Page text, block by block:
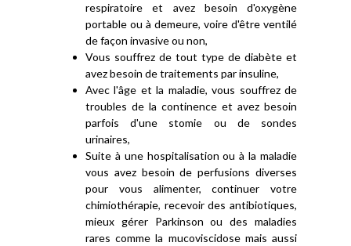
respiratoire et avez besoin d'oxygène
portable ou à demeure, voire d'être ventilé
de façon invasive ou non,
Vous souffrez de tout type de diabète et
avez besoin de traitements par insuline,
Avec l'âge et la maladie, vous souffrez de
troubles de la continence et avez besoin
parfois d'une stomie ou de sondes
urinaires,
Suite à une hospitalisation ou à la maladie
vous avez besoin de perfusions diverses
pour vous alimenter, continuer votre
chimiothérapie, recevoir des antibiotiques,
mieux gérer Parkinson ou des maladies
rares comme la mucoviscidose mais aussi